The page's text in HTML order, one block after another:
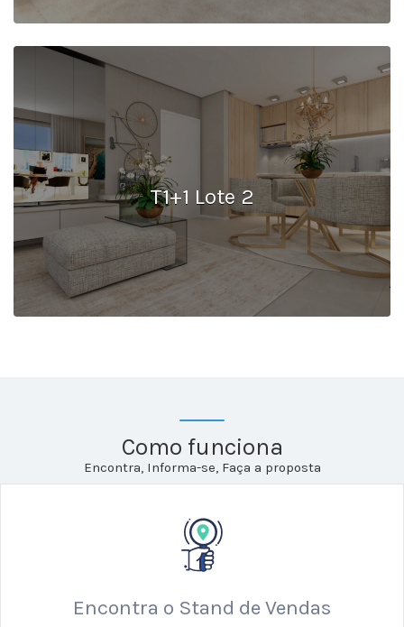
T1+1 Lote 2
Como funciona
Encontra, Informa-se, Faça a proposta
Encontra o Stand de Vendas